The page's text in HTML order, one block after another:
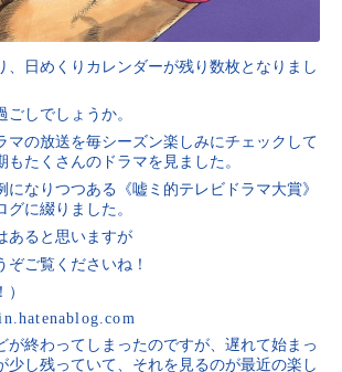
、日めくりカレンダーが残り数枚となりまし
しでしょうか。
マの放送を毎シーズン楽しみにチェックして
もたくさんのドラマを見ました。
になりつつある《嘘ミ的テレビドラマ大賞》
に綴りました。
あると思いますが
ご覧くださいね！
が終わってしまったのですが、遅れて始まっ
少し残っていて、それを見るのが最近の楽し